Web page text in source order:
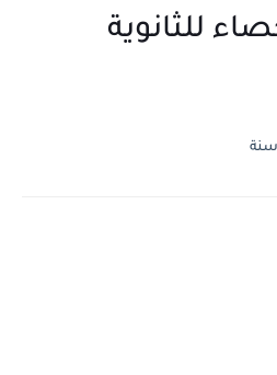
للثانوية